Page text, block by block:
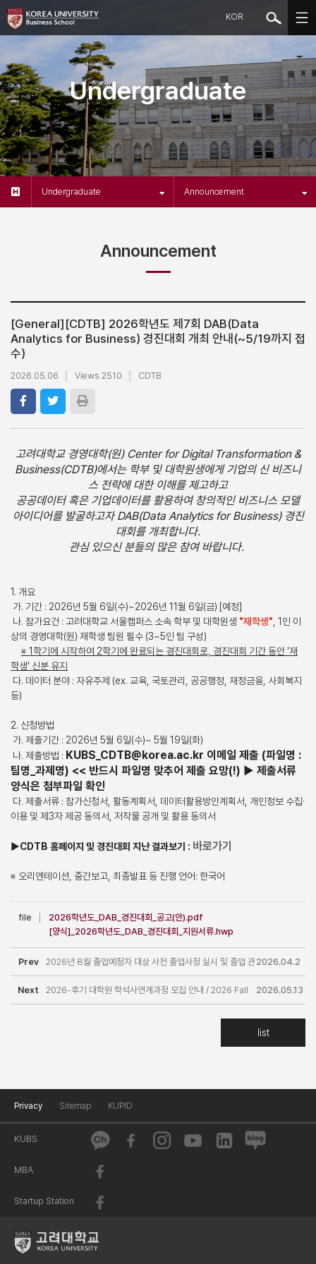
KOR
Undergraduate
Undergraduate Announcement
Announcement
[General] [CDTB] 2026학년도 제7회 DAB(Data
Analytics for Business) 경진대회 개최 안내(~5/19까지 접
수)
2026.05.06 Views 2510 CDTB
고려대학교 경영대학(원) Center for Digital Transformation &
Business(CDTB)에서는 학부 및 대학원생에게 기업의 신 비즈니
스 전략에 대한 이해를 제고하고
공공데이터 혹은 기업데이터를 활용하여 창의적인 비즈니스 모델
아이디어를 발굴하고자 DAB(Data Analytics for Business) 경진
대회를 개최합니다.
관심 있으신 분들의 많은 참여 바랍니다.
1. 개요
가. 기간 : 2026년 5월 6일(수)~2026년 11월 6일(금) [예정]
나. 참가요건 : 고려대학교 서울캠퍼스 소속 학부 및 대학원생 "재학생" , 1인 이
상의 경영대학(원) 재학생 팀원 필수 (3~5인 팀 구성)
※ 1학기에 시작하여 2학기에 완료되는 경진대회로, 경진대회 기간 동안 '재
학생' 신분 유지
다. 데이터 분야 : 자유주제 (ex. 교육, 국토관리, 공공행정, 재정금융, 사회복지
등)
2. 신청방법
가. 제출기간 : 2026년 5월 6일(수)~ 5월 19일(화)
나. 제출방법 : KUBS_CDTB@korea.ac.kr 이메일 제출 (파일명 :
팀명_과제명) << 반드시 파일명 맞추어 제출 요망(!) ▶ 제출서류
양식은 첨부파일 확인
다. 제출서류 : 참가신청서, 활동계획서, 데이터활용방안계획서, 개인정보 수집·
이용 및 제3자 제공 동의서, 저작물 공개 및 활용 동의서
▶CDTB 홈페이지 및 경진대회 지난 결과보기 : 바로가기
※ 오리엔테이션, 중간보고, 최종발표 등 진행 언어: 한국어
file
2026학년도_DAB_경진대회_공고(안).pdf
[양식]_2026학년도_DAB_경진대회_지원서류.hwp
Prev 2026년 8월 졸업예정자 대상 사전 졸업사정 실시 및 졸업 관
련 유의사항 안내
2026.04.2
7
Next 2026-후기 대학원 학석사연계과정 모집 안내 / 2026 Fall
Admission for Combined Bachelor-Master Degree
2026.05.13
list
Privacy Sitemap KUPID
KUBS
MBA
Startup Station